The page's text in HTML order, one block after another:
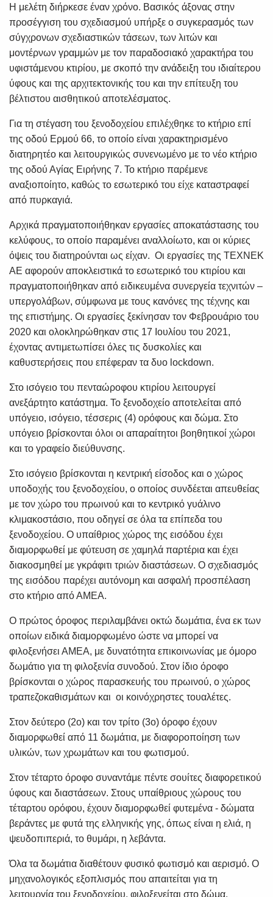
Η μελέτη διήρκεσε έναν χρόνο. Βασικός άξονας στην
προσέγγιση του σχεδιασμού υπήρξε ο συγκερασμός των
σύγχρονων σχεδιαστικών τάσεων, των λιτών και
μοντέρνων γραμμών με τον παραδοσιακό χαρακτήρα του
υφιστάμενου κτιρίου, με σκοπό την ανάδειξη του ιδιαίτερου
ύφους και της αρχιτεκτονικής του και την επίτευξη του
βέλτιστου αισθητικού αποτελέσματος.
Για τη στέγαση του ξενοδοχείου επιλέχθηκε το κτήριο επί
της οδού Ερμού 66, το οποίο είναι χαρακτηρισμένο
διατηρητέο και λειτουργικώς συνενωμένο με το νέο κτήριο
της οδού Αγίας Ειρήνης 7. Το κτήριο παρέμενε
αναξιοποίητο, καθώς το εσωτερικό του είχε καταστραφεί
από πυρκαγιά.
Αρχικά πραγματοποιήθηκαν εργασίες αποκατάστασης του
κελύφους, το οποίο παραμένει αναλλοίωτο, και οι κύριες
όψεις του διατηρούνται ως είχαν. Οι εργασίες της ΤΕΧΝΕΚ
ΑΕ αφορούν αποκλειστικά το εσωτερικό του κτιρίου και
πραγματοποιήθηκαν από ειδικευμένα συνεργεία τεχνιτών –
υπεργολάβων, σύμφωνα με τους κανόνες της τέχνης και
της επιστήμης. Οι εργασίες ξεκίνησαν τον Φεβρουάριο του
2020 και ολοκληρώθηκαν στις 17 Ιουλίου του 2021,
έχοντας αντιμετωπίσει όλες τις δυσκολίες και
καθυστερήσεις που επέφεραν τα δυο lockdown.
Στο ισόγειο του πενταώροφου κτιρίου λειτουργεί
ανεξάρτητο κατάστημα. Το ξενοδοχείο αποτελείται από
υπόγειο, ισόγειο, τέσσερις (4) ορόφους και δώμα. Στο
υπόγειο βρίσκονται όλοι οι απαραίτητοι βοηθητικοί χώροι
και το γραφείο διεύθυνσης.
Στο ισόγειο βρίσκονται η κεντρική είσοδος και ο χώρος
υποδοχής του ξενοδοχείου, ο οποίος συνδέεται απευθείας
με τον χώρο του πρωινού και το κεντρικό γυάλινο
κλιμακοστάσιο, που οδηγεί σε όλα τα επίπεδα του
ξενοδοχείου. Ο υπαίθριος χώρος της εισόδου έχει
διαμορφωθεί με φύτευση σε χαμηλά παρτέρια και έχει
διακοσμηθεί με γκράφιτι τριών διαστάσεων. Ο σχεδιασμός
της εισόδου παρέχει αυτόνομη και ασφαλή προσπέλαση
στο κτήριο από ΑΜΕΑ.
Ο πρώτος όροφος περιλαμβάνει οκτώ δωμάτια, ένα εκ των
οποίων ειδικά διαμορφωμένο ώστε να μπορεί να
φιλοξενήσει ΑΜΕΑ, με δυνατότητα επικοινωνίας με όμορο
δωμάτιο για τη φιλοξενία συνοδού. Στον ίδιο όροφο
βρίσκονται ο χώρος παρασκευής του πρωινού, ο χώρος
τραπεζοκαθισμάτων και οι κοινόχρηστες τουαλέτες.
Στον δεύτερο (2ο) και τον τρίτο (3ο) όροφο έχουν
διαμορφωθεί από 11 δωμάτια, με διαφοροποίηση των
υλικών, των χρωμάτων και του φωτισμού.
Στον τέταρτο όροφο συναντάμε πέντε σουίτες διαφορετικού
ύφους και διαστάσεων. Στους υπαίθριους χώρους του
τέταρτου ορόφου, έχουν διαμορφωθεί φυτεμένα - δώματα
βεράντες με φυτά της ελληνικής γης, όπως είναι η ελιά, η
ψευδοπιπεριά, το θυμάρι, η λεβάντα.
Όλα τα δωμάτια διαθέτουν φυσικό φωτισμό και αερισμό. Ο
μηχανολογικός εξοπλισμός που απαιτείται για τη
λειτουργία του ξενοδοχείου, φιλοξενείται στο δώμα.